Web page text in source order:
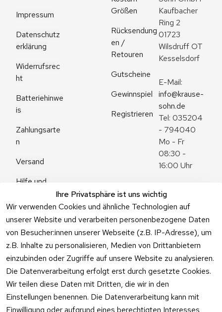
Ihre Privatsphäre ist uns wichtig
Wir verwenden Cookies und ähnliche Technologien auf
unserer Website und verarbeiten personenbezogene Daten
von Besucher:innen unserer Webseite (z.B. IP-Adresse), um
z.B. Inhalte zu personalisieren, Medien von Drittanbietern
einzubinden oder Zugriffe auf unsere Website zu analysieren.
Die Datenverarbeitung erfolgt erst durch gesetzte Cookies.
Wir teilen diese Daten mit Dritten, die wir in den
Einstellungen benennen. Die Datenverarbeitung kann mit
Einwilligung oder aufgrund eines berechtigten Interesses
Impressum
Datenschutz
erklärung
Widerrufsrec
ht
Batteriehinwe
is
Zahlungsarte
n
Versand
Hilfe und
Fragen
Größen
Rücksendung
en /
Retouren
Gutscheine
Gewinnspiel
Registrieren
Kaufbacher
Ring 2
01723
Wilsdruff OT
Kesselsdorf
info@krause-
sohn.de
Tel: 035204
- 794040
Mo - Fr
08:30 -
16:00 Uhr
Zum
Kontaktformu
lar
Vertrag
widerrufen